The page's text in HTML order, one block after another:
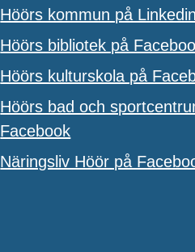
Höörs kommun på Linkedin
Höörs bibliotek på
Höörs kulturskola på
Höörs bad och
Facebook
Näringsliv Höör på